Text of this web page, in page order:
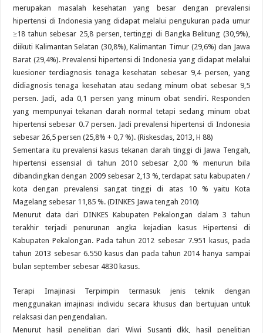
merupakan masalah kesehatan yang besar dengan prevalensi
hipertensi di Indonesia yang didapat melalui pengukuran pada umur
≥18 tahun sebesar 25,8 persen, tertinggi di Bangka Belitung (30,9%),
diikuti Kalimantan Selatan (30,8%), Kalimantan Timur (29,6%) dan Jawa
Barat (29,4%). Prevalensi hipertensi di Indonesia yang didapat melalui
kuesioner terdiagnosis tenaga kesehatan sebesar 9,4 persen, yang
didiagnosis tenaga kesehatan atau sedang minum obat sebesar 9,5
persen. Jadi, ada 0,1 persen yang minum obat sendiri. Responden
yang mempunyai tekanan darah normal tetapi sedang minum obat
hipertensi sebesar 0.7 persen. Jadi prevalensi hipertensi di Indonesia
sebesar 26,5 persen (25,8% + 0,7 %). (Riskesdas, 2013, H 88)
Sementara itu prevalensi kasus tekanan darah tinggi di Jawa Tengah,
hipertensi essensial di tahun 2010 sebesar 2,00 % menurun bila
dibandingkan dengan 2009 sebesar 2,13 %, terdapat satu kabupaten /
kota dengan prevalensi sangat tinggi di atas 10 % yaitu Kota
Magelang sebesar 11,85 %. (DINKES Jawa tengah 2010)
Menurut data dari DINKES Kabupaten Pekalongan dalam 3 tahun
terakhir terjadi penurunan angka kejadian kasus Hipertensi di
Kabupaten Pekalongan. Pada tahun 2012 sebesar 7.951 kasus, pada
tahun 2013 sebesar 6.550 kasus dan pada tahun 2014 hanya sampai
bulan september sebesar 4830 kasus.
Terapi Imajinasi Terpimpin termasuk jenis teknik dengan
menggunakan imajinasi individu secara khusus dan bertujuan untuk
relaksasi dan pengendalian.
Menurut hasil penelitian dari Wiwi Susanti dkk, hasil penelitian